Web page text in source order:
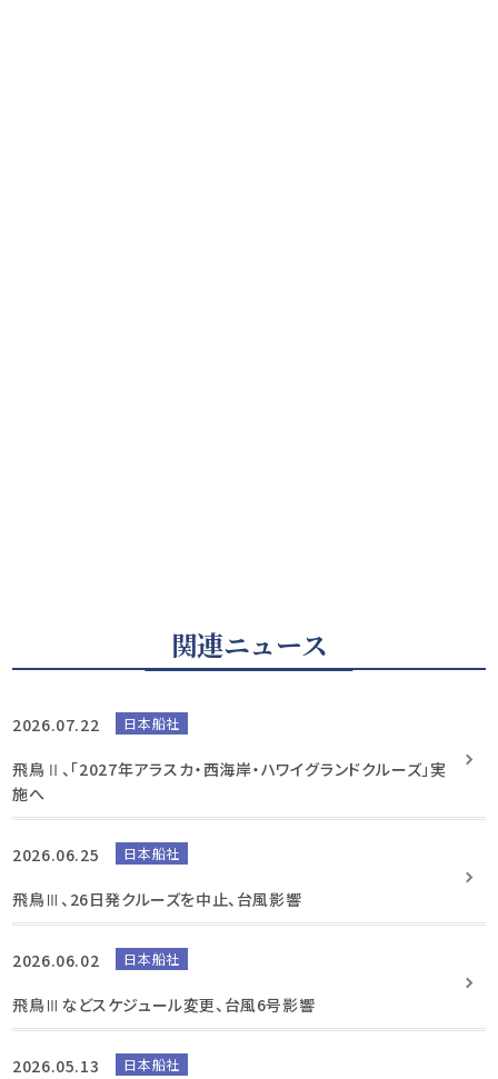
関連ニュース
2026.07.22 日本船社
飛鳥Ⅱ、「2027年アラスカ・西海岸・ハワイグランドクルーズ」実
施へ
2026.06.25 日本船社
飛鳥Ⅲ、26日発クルーズを中止、台風影響
2026.06.02 日本船社
飛鳥Ⅲなどスケジュール変更、台風6号影響
2026.05.13 日本船社